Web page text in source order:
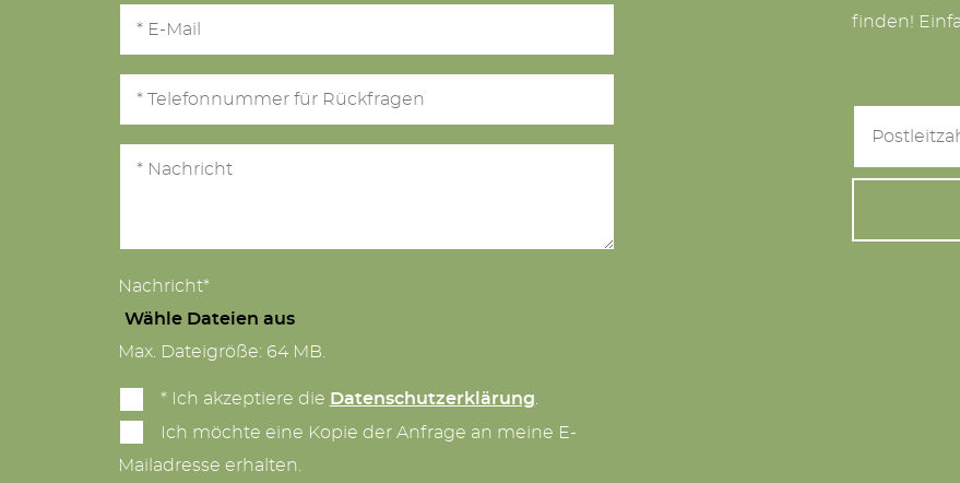
Nachricht*
Wähle Dateien aus
Max. Dateigröße: 64 MB.
* Ich akzeptiere die Datenschutzerklärung.
Ich möchte eine Kopie der Anfrage an meine E-
Mailadresse erhalten.
finden!